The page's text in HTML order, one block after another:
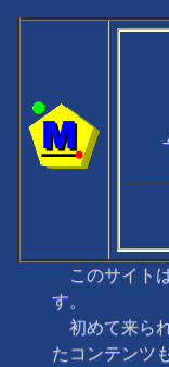
このサイト
す。
初めて来られ
たコンテンツ